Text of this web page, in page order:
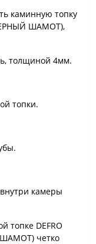
каминную топку
ШАМОТ),
толщиной 4мм.
топки.
камеры
топке DEFRO
ШАМОТ) четко